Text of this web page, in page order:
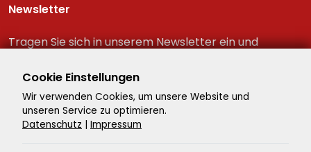
Newsletter
Tragen Sie sich in unserem Newsletter ein und
Reiseschnäppchen!
Cookie Einstellungen
Wir verwenden Cookies, um unsere Website und
unseren Service zu optimieren.
Datenschutz | Impressum